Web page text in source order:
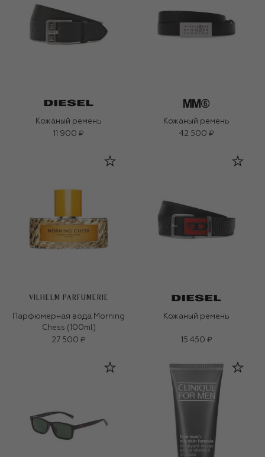
Кожаный ремень
11 900 ₽
Кожаный ремень
42 500 ₽
VILHELM PARFUMERIE
Парфюмерная вода Morning
Chess (100ml)
27 500 ₽
Кожаный ремень
15 450 ₽